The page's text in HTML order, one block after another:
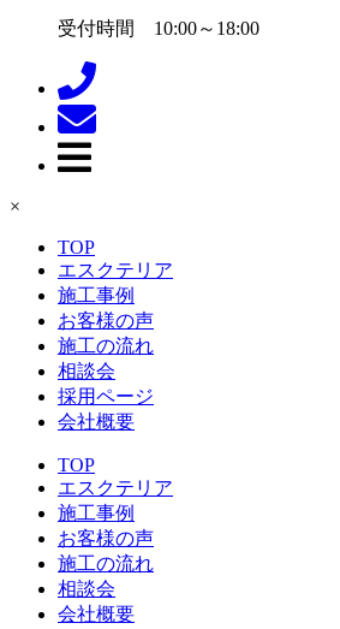
受付時間 10:00～18:00
×
TOP
エスクテリア
施工事例
お客様の声
施工の流れ
相談会
採用ページ
会社概要
TOP
エスクテリア
施工事例
お客様の声
施工の流れ
相談会
会社概要